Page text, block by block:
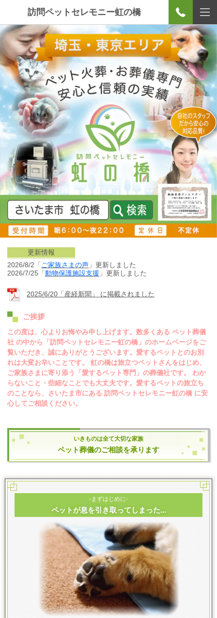
訪問ペットセレモニー虹の橋
更新情報
2026/8/2「 ご家族さまの声 」更新しました
2026/7/25「 動物保護施設支援 」更新しました
2025/6/20「産経新聞」 に掲載されました
ご挨拶
この度は、心よりお悔やみ申し上げます。数多くある ペット葬儀
社 の中から「訪問ペットセレモニー虹の橋」のホームページをご
覧いただき、誠にありがとうございます。愛するペットとのお別
れは大変お辛いことです。 虹の橋は旅立つペットさんをはじめ、
ご家族さまに寄り添う「愛するペット専門」の葬儀社です。 わか
らないこと・些細なことでも大丈夫です。愛するペットの旅立ち
のことなら、さいたま市にある 訪問ペットセレモニー虹の橋 に安
心してご相談ください。
いきものは全て大切な家族
ペット葬儀のご相談を承ります
-まずはじめに-
ペットが息を引き取ってしまった...